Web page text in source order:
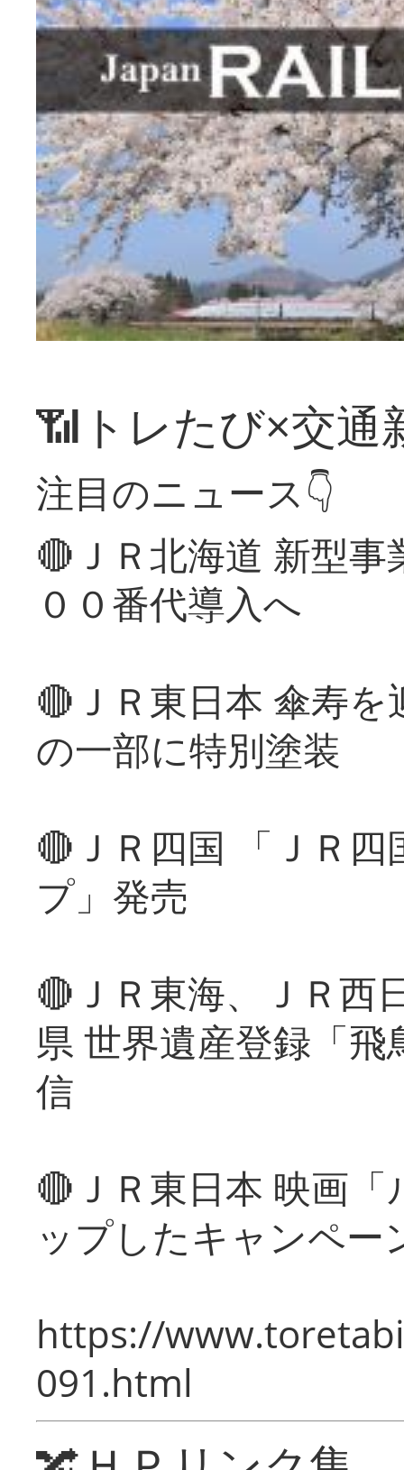
📶トレたび×交通
注目のニュース👇
🔴ＪＲ北海道 新型
００番代導入へ
🔴ＪＲ東日本 傘寿
の一部に特別塗装
🔴ＪＲ四国 「ＪＲ
プ」発売
🔴ＪＲ東海、ＪＲ西
県 世界遺産登録「
信
🔴ＪＲ東日本 映画
ップしたキャンペー
https://
091.html